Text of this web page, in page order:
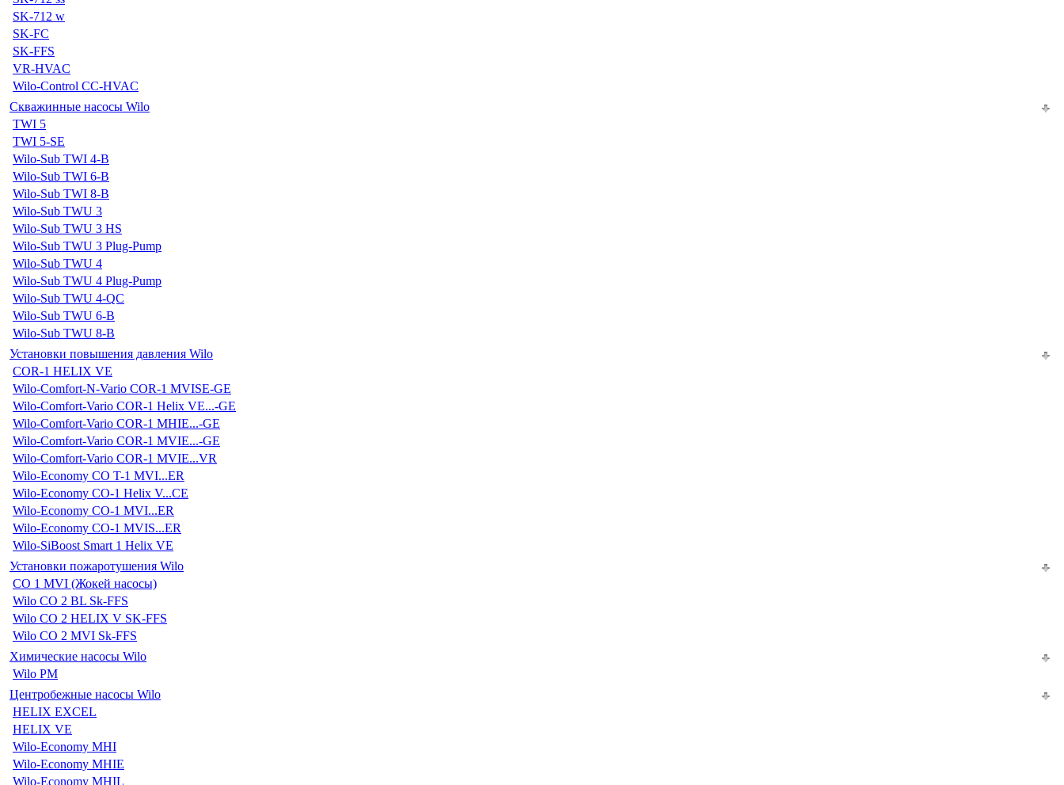
SK-712 w
SK-FC
SK-FFS
VR-HVAC
Wilo-Control CC-HVAC
Скважинные насосы Wilo
TWI 5
TWI 5-SE
Wilo-Sub TWI 4-B
Wilo-Sub TWI 6-B
Wilo-Sub TWI 8-B
Wilo-Sub TWU 3
Wilo-Sub TWU 3 HS
Wilo-Sub TWU 3 Plug-Pump
Wilo-Sub TWU 4
Wilo-Sub TWU 4 Plug-Pump
Wilo-Sub TWU 4-QC
Wilo-Sub TWU 6-B
Wilo-Sub TWU 8-B
Установки повышения давления Wilo
COR-1 HELIX VE
Wilo-Comfort-N-Vario COR-1 MVISE-GE
Wilo-Comfort-Vario COR-1 Helix VE...-GE
Wilo-Comfort-Vario COR-1 MHIE...-GE
Wilo-Comfort-Vario COR-1 MVIE...-GE
Wilo-Comfort-Vario COR-1 MVIE...VR
Wilo-Economy CO T-1 MVI...ER
Wilo-Economy CO-1 Helix V...CE
Wilo-Economy CO-1 MVI...ER
Wilo-Economy CO-1 MVIS...ER
Wilo-SiBoost Smart 1 Helix VE
Установки пожаротушения Wilo
CO 1 MVI (Жокей насосы)
Wilo CO 2 BL Sk-FFS
Wilo CO 2 HELIX V SK-FFS
Wilo CO 2 MVI Sk-FFS
Химические насосы Wilo
Wilo PM
Центробежные насосы Wilo
HELIX EXCEL
HELIX VE
Wilo-Economy MHI
Wilo-Economy MHIE
Wilo-Economy MHIL